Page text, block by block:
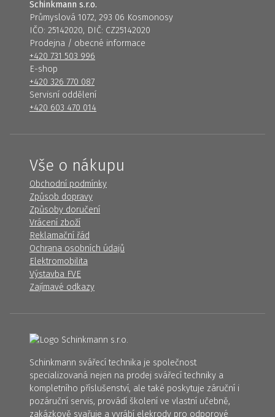
Schinkmann s.r.o.
Průmyslová 1072, 293 06 Kosmonosy
IČO: 25142020, DIČ: CZ25142020
Prodejna / obecné informace
+420 731 503 996
E-shop
+420 326 770 087
Servisní oddělení
+420 603 470 014
Vše o nákupu
Obchodní podmínky
Způsob dopravy
Způsoby doručení
Vrácení zboží
Reklamační řád
Ochrana osobních údajů
Elektromobilita
Výstavba FVE
Zajímavé odkazy
Schinkmann svářecí technika je společnost
specializovaná nejen na prodej svářecí techniky a
kompletního příslušenství, ale také poskytuje záruční i
pozáruční servis, provádí školení ve vlastní učebně,
zakázkově svařuje a vyrábí elekrody pro odporové